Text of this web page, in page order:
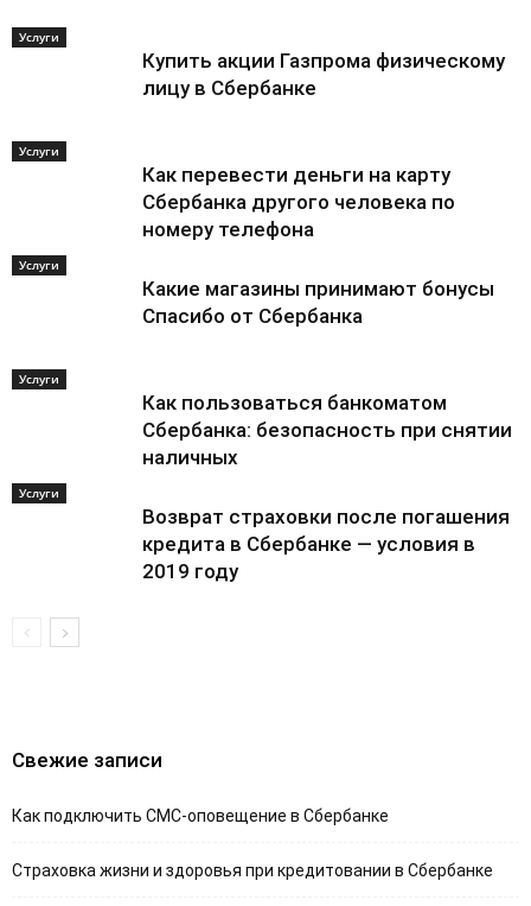
Услуги
Купить акции Газпрома физическому
лицу в Сбербанке
Услуги
Как перевести деньги на карту
Сбербанка другого человека по
номеру телефона
Услуги
Какие магазины принимают бонусы
Спасибо от Сбербанка
Услуги
Как пользоваться банкоматом
Сбербанка: безопасность при снятии
наличных
Услуги
Возврат страховки после погашения
кредита в Сбербанке — условия в
2019 году
Свежие записи
Как подключить СМС-оповещение в Сбербанке
Страховка жизни и здоровья при кредитовании в Сбербанке